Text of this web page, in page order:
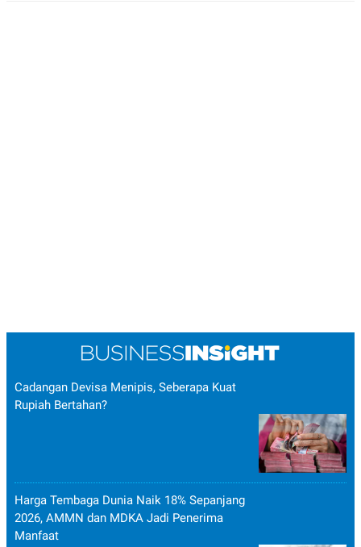
Cadangan Devisa Menipis, Seberapa Kuat
Rupiah Bertahan?
Harga Tembaga Dunia Naik 18% Sepanjang
2026, AMMN dan MDKA Jadi Penerima
Manfaat